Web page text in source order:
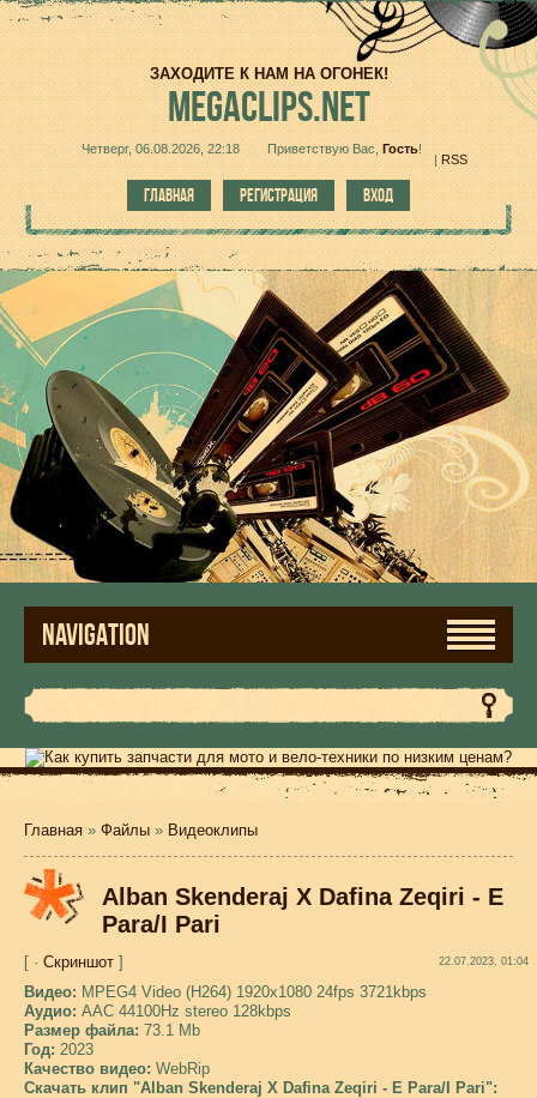
ЗАХОДИТЕ К НАМ НА ОГОНЕК!
MEGACLIPS.NET
Четверг, 06.08.2026, 22:18 Приветствую Вас Гость!
|RSS
ГЛАВНАЯ РЕГИСТРАЦИЯ ВХОД
NAVIGATION
Главная » Файлы » Видеоклипы
Alban Skenderaj X Dafina Zeqiri - E
Para/I Pari
[ · Скриншот ] 22.07.2023, 01:04
Видео: MPEG4 Video (H264) 1920x1080 24fps 3721kbps
Аудио: AAC 44100Hz stereo 128kbps
Размер файла: 73.1 Mb
Год: 2023
Качество видео: WebRip
Скачать клип "Alban Skenderaj X Dafina Zeqiri - E Para/I Pari":